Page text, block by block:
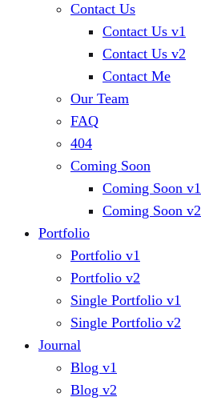
Contact Us
Contact Us v1
Contact Us v2
Contact Me
Our Team
FAQ
404
Coming Soon
Coming Soon v1
Coming Soon v2
Portfolio
Portfolio v1
Portfolio v2
Single Portfolio v1
Single Portfolio v2
Journal
Blog v1
Blog v2